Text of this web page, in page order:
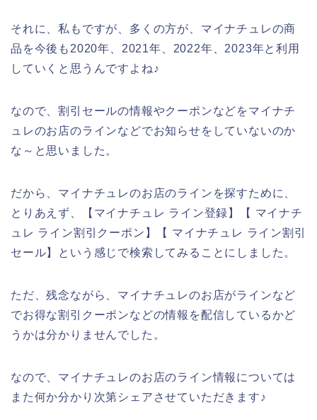
それに、私もですが、多くの方が、マイナチュレの商
品を今後も2020年、2021年、2022年、2023年と利用
していくと思うんですよね♪
なので、割引セールの情報やクーポンなどをマイナチ
ュレのお店のラインなどでお知らせをしていないのか
な～と思いました。
だから、マイナチュレのお店のラインを探すために、
とりあえず、【マイナチュレ ライン登録】【 マイナチ
ュレ ライン割引クーポン】【 マイナチュレ ライン割引
セール】という感じで検索してみることにしました。
ただ、残念ながら、マイナチュレのお店がラインなど
でお得な割引クーポンなどの情報を配信しているかど
うかは分かりませんでした。
なので、マイナチュレのお店のライン情報については
また何か分かり次第シェアさせていただきます♪